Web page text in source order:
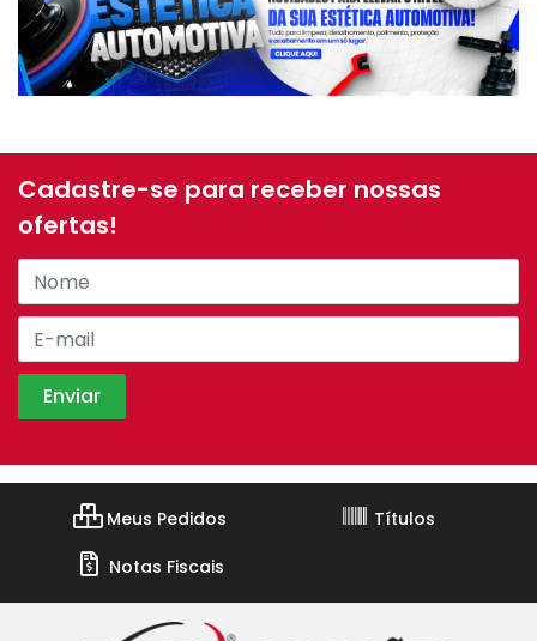
Cadastre-se para receber nossas
ofertas!
Meus Pedidos
Títulos
Notas Fiscais